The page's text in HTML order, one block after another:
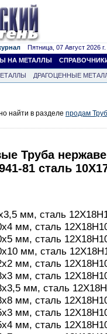
Пятница, 07 Август 2026 г.
НА МЕТАЛЛЫ
ДРАГОЦЕННЫЕ
найти в разделе продам
Труба
81 сталь
мм, сталь
мм, сталь
мм, сталь
мм, сталь
мм, сталь
мм, сталь
мм, сталь
мм, сталь
мм, сталь
мм, сталь